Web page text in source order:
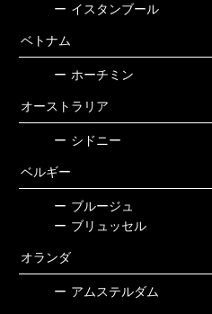
ー イスタンブール
ベトナム
ー ホーチミン
オーストラリア
ー シドニー
ベルギー
ー ブルージュ
ー ブリュッセル
オランダ
ー アムステルダム